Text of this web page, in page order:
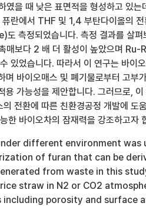
을 때 낮은 표면적을 형성하고 있는
란에서 THF 및 1,4 부탄다이올의
측정되었습니다. 측정 결과를 살
보다 2 배 더 활성이 높았으며 Ru-
있었습니다. 따라서 이 연구는 바이
며 바이오매스 및 폐기물로부터 고부
용 가능성을 제안합니다. 그러므로,
전환에 따른 친환경공정 개발에 도
한 바이오차의 잠재력을 강조하고자
different environment
of furan that can be
from waste in this
straw in N2 or CO2
porosity and surface